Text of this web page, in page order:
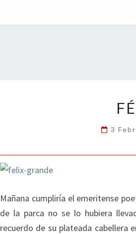
3
Mañana cumpliría el emeritense
de la parca no se lo hubiera
recuerdo de su plateada cabellera